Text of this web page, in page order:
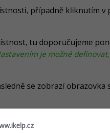
případně kliknutím v
tu doporučujeme
je možné
se zobrazí
vykonané změny se